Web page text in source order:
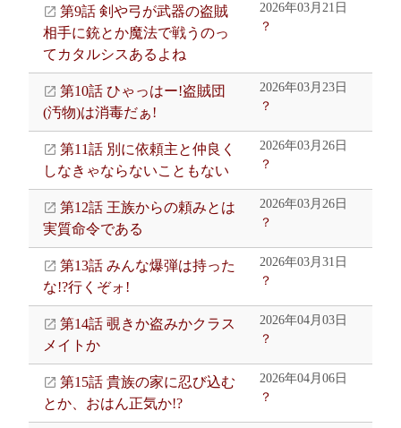
第9話 剣や弓が武器の盗賊
相手に銃とか魔法で戦うのっ
てカタルシスあるよね
2026年03月21日
？
第10話 ひゃっはー!盗賊団
(汚物)は消毒だぁ!
2026年03月23日
？
第11話 別に依頼主と仲良く
しなきゃならないこともない
2026年03月26日
？
第12話 王族からの頼みとは
実質命令である
2026年03月26日
？
第13話 みんな爆弾は持った
な!?行くぞォ!
2026年03月31日
？
第14話 覗きか盗みかクラス
メイトか
2026年04月03日
？
第15話 貴族の家に忍び込む
とか、おはん正気か!?
2026年04月06日
？